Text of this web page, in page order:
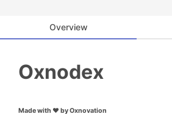
Overview
Oxnodex
Made with ❤️ by Oxnovation